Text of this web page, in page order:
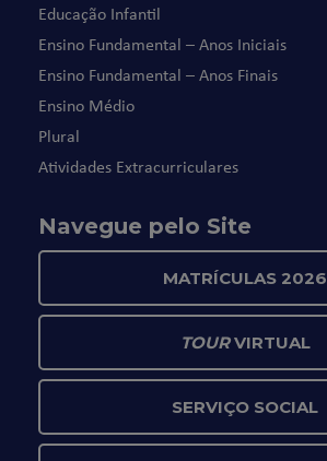
Educação Infantil
Ensino Fundamental – Anos Iniciais
Ensino Fundamental – Anos Finais
Ensino Médio
Plural
Atividades Extracurriculares
Navegue pelo Site
MATRÍCULAS 2026
TOURVIRTUAL
SERVIÇO SOCIAL